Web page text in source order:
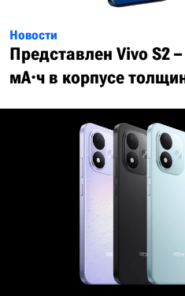
Новости
Представлен Vivo S2
мА·ч в корпусе